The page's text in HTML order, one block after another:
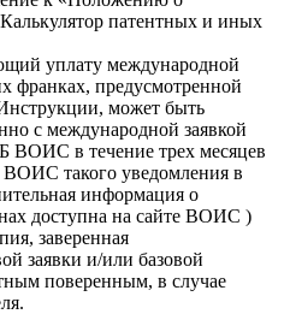
патентных и иных
уплату международной
франках, предусмотренной
может быть
с международной заявкой
ВОИС в течение трех месяцев
такого уведомления в
информация о
доступна на сайте ВОИС )
заверенная
заявки и/или базовой
поверенным, в случае